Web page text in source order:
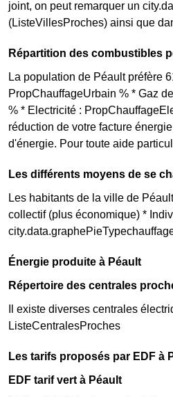
joint, on peut remarquer un
(ListeVillesProches) ainsi que
Répartition des combustibles
La population de Péault préfère
PropChauffageUrbain % * Gaz
% * Electricité :
réduction de votre facture
d'énergie. Pour toute aide
Les différents moyens de se
Les habitants de la ville de
collectif (plus économique) *
Énergie produite à Péault
Répertoire des centrales
Il existe diverses centrales
ListeCentralesProches
Les tarifs proposés par EDF à
EDF tarif vert à Péault